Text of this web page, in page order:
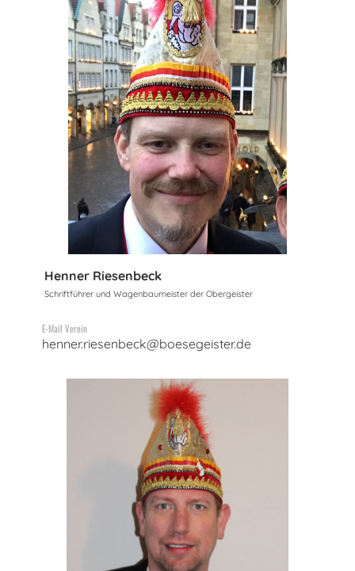
Henner Riesenbeck
Schriftführer und Wagenbaumeister der Obergeister
E-Mail Verein
henner.riesenbeck@boesegeister.de